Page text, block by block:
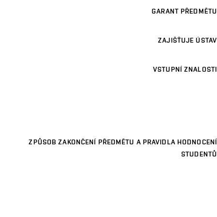
GARANT PŘEDMĚTU
ZAJIŠŤUJE ÚSTAV
VSTUPNÍ ZNALOSTI
ZPŮSOB ZAKONČENÍ PŘEDMĚTU A PRAVIDLA HODNOCENÍ
STUDENTŮ